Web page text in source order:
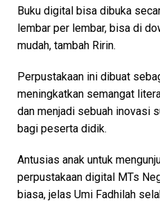
Buku digital bisa dibuka
lembar per lembar, bisa di
mudah, tambah Ririn.
Perpustakaan ini dibuat
meningkatkan semangat
dan menjadi sebuah inovasi
bagi peserta didik.
Antusias anak untuk
perpustakaan digital MTs
biasa, jelas Umi Fadhilah